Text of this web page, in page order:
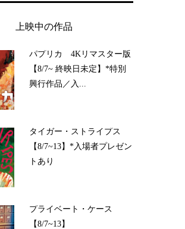
上映中の作品
パプリカ 4Kリマスター版
【8/7~ 終映日未定】*特別
興行作品／入...
タイガー・ストライプス
【8/7~13】*入場者プレゼン
トあり
プライベート・ケース
【8/7~13】